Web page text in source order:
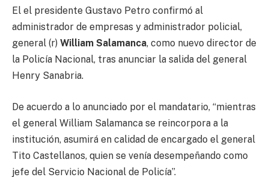
El el presidente Gustavo Petro confirmó al
administrador de empresas y administrador policial,
general (r) William Salamanca, como nuevo director de
la Policía Nacional, tras anunciar la salida del general
Henry Sanabria.
De acuerdo a lo anunciado por el mandatario, “mientras
el general William Salamanca se reincorpora a la
institución, asumirá en calidad de encargado el general
Tito Castellanos, quien se venía desempeñando como
jefe del Servicio Nacional de Policía”.